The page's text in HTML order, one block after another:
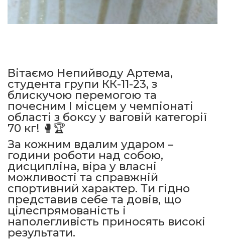
Вітаємо Непийводу Артема,
студента групи КК-11-23, з
блискучою перемогою та
почесним І місцем у чемпіонаті
області з боксу у ваговій категорії
70 кг! 🥊🏆
За кожним вдалим ударом –
години роботи над собою,
дисципліна, віра у власні
можливості та справжній
спортивний характер. Ти гідно
представив себе та довів, що
цілеспрямованість і
наполегливість приносять високі
результати.